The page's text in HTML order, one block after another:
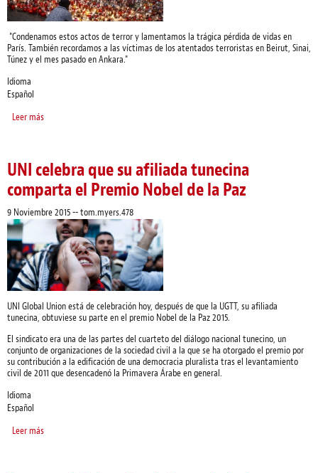
"Condenamos estos actos de terror y lamentamos la trágica pérdida de vidas en
París. También recordamos a las víctimas de los atentados terroristas en Beirut, Sinai,
Túnez y el mes pasado en Ankara."
Idioma
Español
Leer más
UNI celebra que su afiliada tunecina
comparta el Premio Nobel de la Paz
9 Noviembre 2015 -- tom.myers.478
UNI Global Union está de celebración hoy, después de que la UGTT, su afiliada
tunecina, obtuviese su parte en el premio Nobel de la Paz 2015.
El sindicato era una de las partes del cuarteto del diálogo nacional tunecino, un
conjunto de organizaciones de la sociedad civil a la que se ha otorgado el premio por
su contribución a la edificación de una democracia pluralista tras el levantamiento
civil de 2011 que desencadenó la Primavera Árabe en general.
Idioma
Español
Leer más